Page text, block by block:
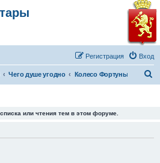
Вход
Регистрация
Чего душе угодно Колесо Фортуны
или чтения тем в этом форуме.